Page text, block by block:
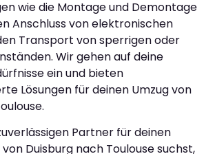
wie die Montage und Demontage
Anschluss von elektronischen
Transport von sperrigen oder
Wir gehen auf deine
ein und bieten
Lösungen für deinen Umzug von
Partner für deinen
Duisburg nach Toulouse suchst,